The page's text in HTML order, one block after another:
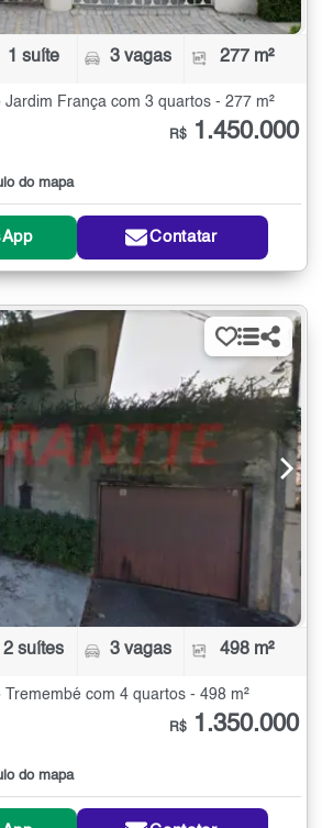
1 suíte 3 vagas 277 m²
Jardim França com 3 quartos - 277 m²
do mapa
R$ 1.450.000
Contatar
2 suítes 3 vagas 498 m²
com 4 quartos - 498 m²
do mapa
R$ 1.350.000